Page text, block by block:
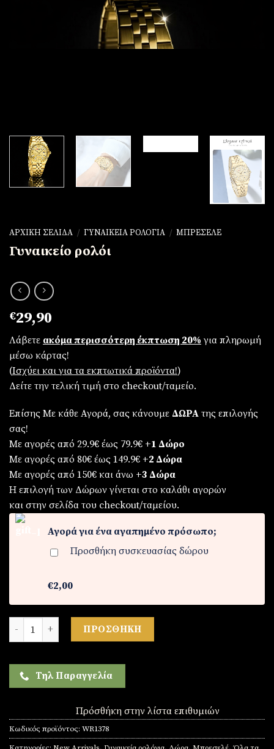
ΑΡΧΙΚΉ ΣΕΛΊΔΑ / ΓΥΝΑΙΚΕΊΑ ΡΟΛΌΓΙΑ / ΜΠΡΕΣΕΛΈ
Γυναικείο ρολόι
€29,90
Λάβετε ακόμα περισσότερη έκπτωση 20% για πληρωμή
μέσω κάρτας!
(Iσχύει και για τα εκπτωτικά προϊόντα!)
Δείτε την τελική τιμή στο checkout/ταμείο.
Επίσης Με κάθε Αγορά, σας κάνουμε ΔΩΡΑ της επιλογής
σας!
Με αγορές από 29.9€ έως 79.9€ +1 Δώρο
Με αγορές από 80€ έως 149.9€ +2 Δώρα
Με αγορές από 150€ και άνω +3 Δώρα
Η επιλογή των Δώρων γίνεται στο καλάθι αγορών
και στην σελίδα του checkout/ταμείου.
Αγορά για ένα αγαπημένο πρόσωπο;
Προσθήκη συσκευασίας δώρου
€2,00
Γυναικείο ρολόι ποσότητα
ΠΡΟΣΘΉΚΗ
Τηλ Παραγγελία
Πρόσθήκη στην λίστα επιθυμιών
Κωδικός προϊόντος: WR1378